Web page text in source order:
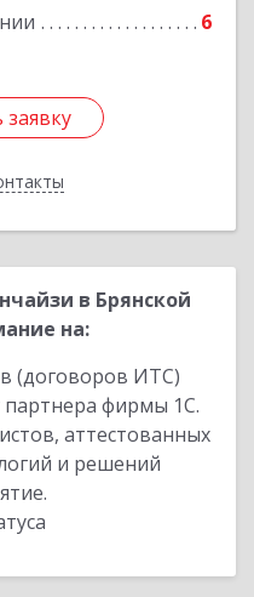
6
Подробнее
в Брянской
на:
(договоров ИТС)
фирмы 1С.
аттестованных
и решений